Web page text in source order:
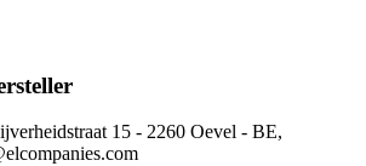
15 - 2260 Oevel - BE,